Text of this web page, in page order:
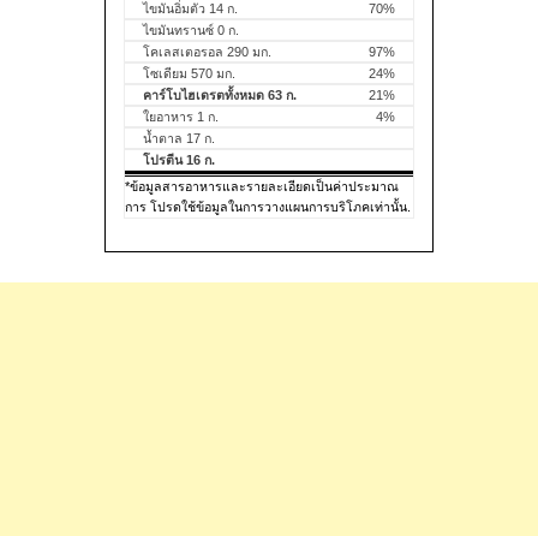
ไขมันอิ่มตัว 14 ก.
70%
ไขมันทรานซ์ 0 ก.
โคเลสเตอรอล 290 มก.
97%
โซเดียม 570 มก.
24%
คาร์โบไฮเดรตทั้งหมด 63 ก.
21%
ใยอาหาร 1 ก.
4%
น้ำตาล 17 ก.
โปรตีน 16 ก.
*ข้อมูลสารอาหารและรายละเอียดเป็นค่าประมาณ
การ โปรดใช้ข้อมูลในการวางแผนการบริโภคเท่านั้น.